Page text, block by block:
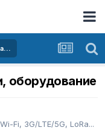
оборудование
Fi, 3G/LTE/5G, LoRa...